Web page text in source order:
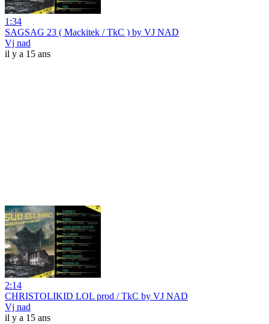
1:34
SAGSAG 23 ( Mackitek / TkC ) by VJ NAD
Vj nad
il y a 15 ans
2:14
CHRISTOLIKID LOL prod / TkC by VJ NAD
Vj nad
il y a 15 ans